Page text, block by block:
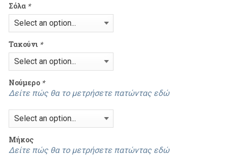
Σόλα *
Τακούνι *
Νούμερο *
Δείτε πώς θα το μετρήσετε πατώντας εδώ
Mήκος
Δείτε πώς θα το μετρήσετε πατώντας εδώ